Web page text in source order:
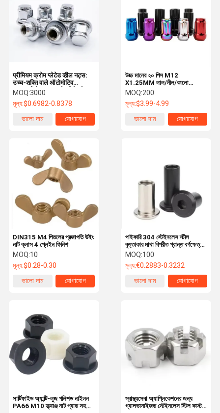
উচ্চ মানের ২০ পিস M12
X1.25MM লাল/নীল/কালো
হুয়াংজিন ব্র্যান্ড স্টিল হেক্স লাগ হুইল নাট
১৭মিমি গাড়ির স্ক্রু পার্টস চীনে তৈরি
MOQ:200
মূল্য:$3.99-4.99
ভালো দাম
যোগাযোগ
प्रीमियम क्रोम प्लेटेड व्हील नट्स:
उच्च-शक्ति वाले ऑटोमोटिव
फास्टनरों के साथ अपने पहिये को
सुरक्षित करें
MOQ:3000
মূল্য:$0.6982-0.8378
ভালো দাম
যোগাযোগ
পাইকারি 304 স্টেইনলেস স্টীল
বৃত্তাকার মাথা বিপরীত প্রান্ত বর্গক্ষেত্র
লক বাদাম ডকিং ক্ল্যাম্প প্লেট স্ক্রু ক্যাপ
প্রাকৃতিক রঙ ক্লাস 4.8 6.8
MOQ:100
মূল্য:€0.2883-0.3232
ভালো দাম
যোগাযোগ
DIN315 M4 পিতলের প্রজাপতি উইং
নাট ক্লাস 4 প্লেইন ফিনিশ
MOQ:10
মূল্য:$0.28-0.30
ভালো দাম
যোগাযোগ
স্বাস্থ্যসেবা অ্যাপ্লিকেশনের জন্য
গ্যালভানাইজড স্টেইনলেস স্টিল কাস্টম
সার্টিফাইড অ্যান্টি-লুজ পলিশড নাইলন
PA66 M10 ফ্ল্যাঞ্জ নাট প্যাড সহ